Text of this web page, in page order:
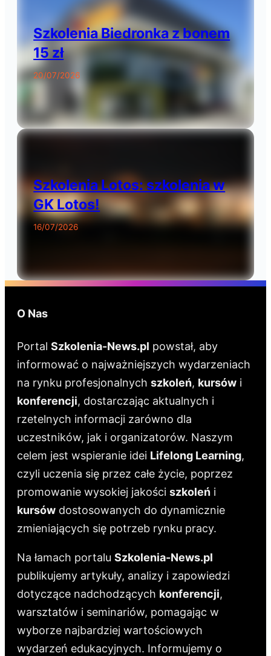
Szkolenia Biedronka z bonem
15 zł
20/07/2026
Szkolenia Lotos: szkolenia w
GK Lotos!
16/07/2026
O Nas
Portal Szkolenia-News.pl powstał, aby
informować o najważniejszych wydarzeniach
na rynku profesjonalnych szkoleń, kursów i
konferencji, dostarczając aktualnych i
rzetelnych informacji zarówno dla
uczestników, jak i organizatorów. Naszym
celem jest wspieranie idei Lifelong Learning,
czyli uczenia się przez całe życie, poprzez
promowanie wysokiej jakości szkoleń i
kursów dostosowanych do dynamicznie
zmieniających się potrzeb rynku pracy.
Na łamach portalu Szkolenia-News.pl
publikujemy artykuły, analizy i zapowiedzi
dotyczące nadchodzących konferencji,
warsztatów i seminariów, pomagając w
wyborze najbardziej wartościowych
wydarzeń edukacyjnych. Informujemy o